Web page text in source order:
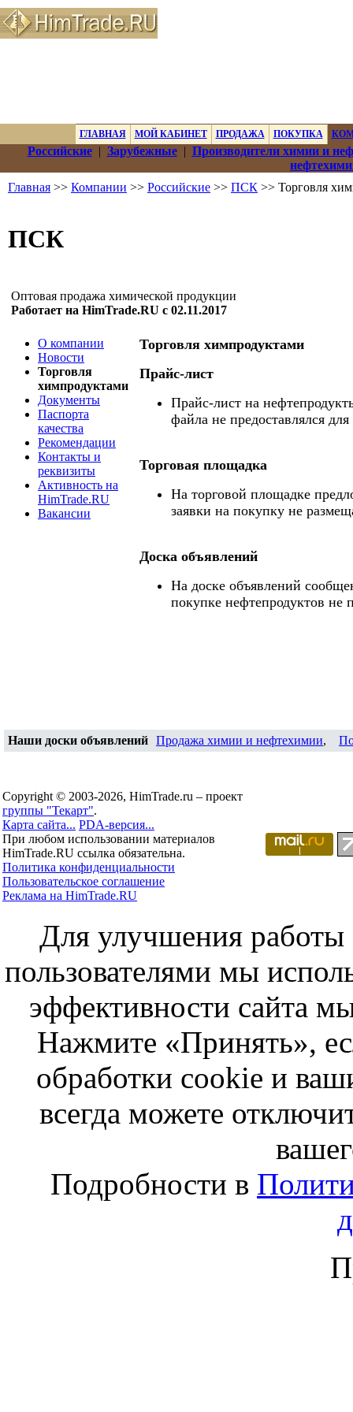
ГЛАВНАЯ МОЙ КАБИНЕТ ПРОДАЖА ПОКУПКА
Российские| Зарубежные| Производители химии и
Главная >> Компании >> Российские >> ПСК >> Торговля
ПСК
Оптовая продажа химической продукции
Работает на HimTrade.RU с 02.11.2017
О компании
Новости
Торговля
химпродуктами
Документы
Паспорта
качества
Рекомендации
Контакты и
реквизиты
Активность на
HimTrade.RU
Вакансии
Торговля химпродуктами
Прайс-лист
Прайс-лист на
файла не предоставлялся
Торговая площадка
На торговой площадке
заявки на покупку не
Доска объявлений
На доске объявлений
покупке нефтепродуктов не
Наши доски объявлений Продажа химии и нефтехимии,
Copyright © 2003-2026, HimTrade.ru – проект
группы "Текарт".
Карта сайта... PDA-версия...
При любом использовании материалов
HimTrade.RU ссылка обязательна.
Политика конфиденциальности
Пользовательское соглашение
Реклама на HimTrade.RU
Для улучшения работы
пользователями мы
эффективности сайта
Нажмите «Принять»,
обработки cookie и
всегда можете
Подробности в